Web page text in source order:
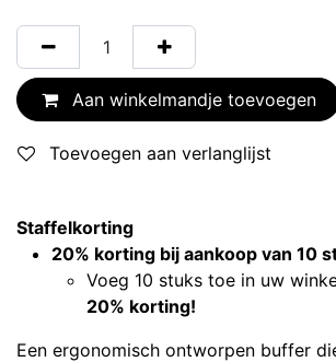
Staffelkorting
20% korting bij aankoop van 10
Voeg 10 stuks toe in uw
20% korting!
Een ergonomisch ontworpen buffer
Aan winkelmandje toevoegen
Toevoegen aan verlanglijst